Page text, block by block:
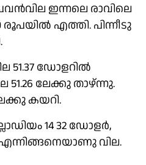
ഇന്നലെ രാവിലെ
രൂപയില്‍ എത്തി. പിന്നീടു
51.37 ഡോളറില്‍
51.26 ലേക്കു താഴ്ന്നു.
കയറി.
14 32 ഡോളര്‍,
വില.